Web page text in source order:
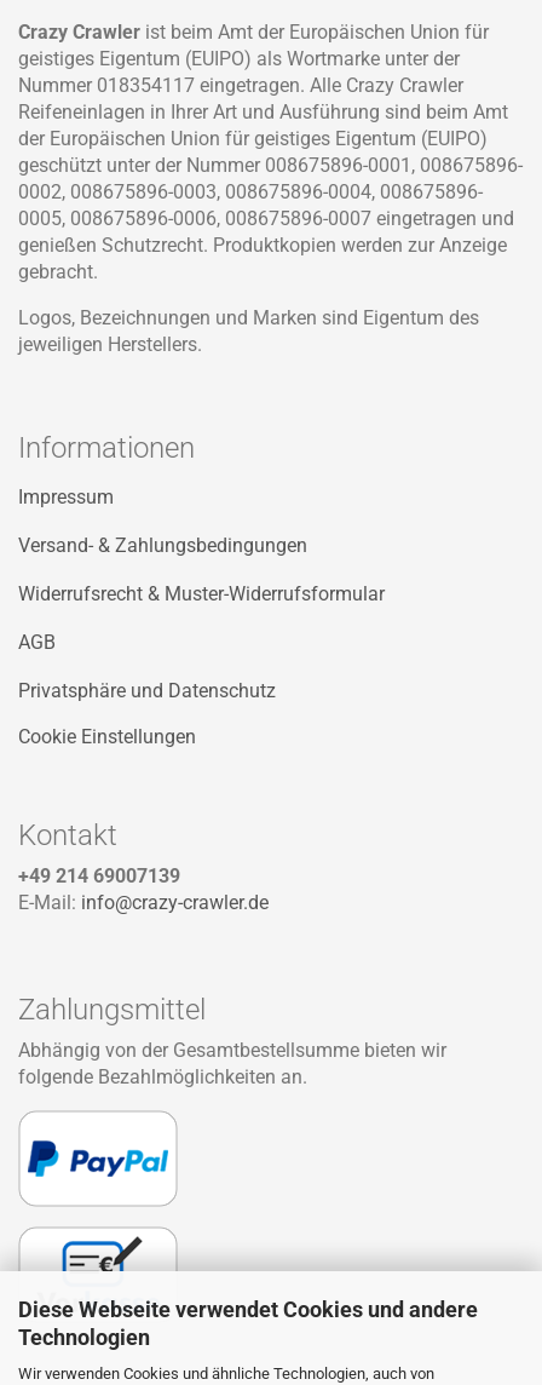
Diese Webseite verwendet Cookies und andere
Technologien
Wir verwenden Cookies und ähnliche Technologien, auch von
Crazy Crawler ist beim Amt der Europäischen Union für
geistiges Eigentum (EUIPO) als Wortmarke unter der
Nummer 018354117 eingetragen. Alle Crazy Crawler
Reifeneinlagen in Ihrer Art und Ausführung sind beim Amt
der Europäischen Union für geistiges Eigentum (EUIPO)
geschützt unter der Nummer 008675896-0001, 008675896-
0002, 008675896-0003, 008675896-0004, 008675896-
0005, 008675896-0006, 008675896-0007 eingetragen und
genießen Schutzrecht. Produktkopien werden zur Anzeige
gebracht.
Logos, Bezeichnungen und Marken sind Eigentum des
jeweiligen Herstellers.
Informationen
Impressum
Versand- & Zahlungsbedingungen
Widerrufsrecht & Muster-Widerrufsformular
AGB
Privatsphäre und Datenschutz
Cookie Einstellungen
Kontakt
+49 214 69007139
E-Mail: info@crazy-crawler.de
Zahlungsmittel
Abhängig von der Gesamtbestellsumme bieten wir
folgende Bezahlmöglichkeiten an.